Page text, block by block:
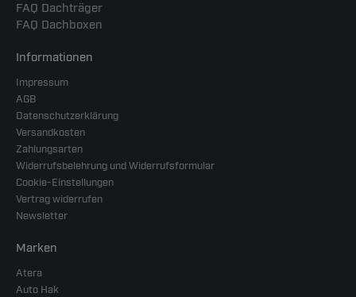
FAQ Dachträger
FAQ Dachboxen
Informationen
Impressum
AGB
Datenschutzerklärung
Versandkosten
Zahlungsarten
Widerrufsbelehrung und Widerrufsformular
Cookie-Einstellungen
Vertrag widerrufen
Newsletter
Marken
Atera
Auto Hak